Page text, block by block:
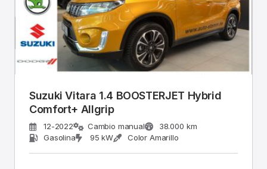
Suzuki Vitara 1.4 BOOSTERJET Hybrid
Comfort+ Allgrip
12-2022 Cambio manual
38.000 km
Gasolina
95 kW Color Amarillo